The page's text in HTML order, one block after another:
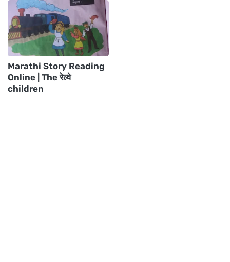
Marathi Story Reading
Online | The रेल्वे
children